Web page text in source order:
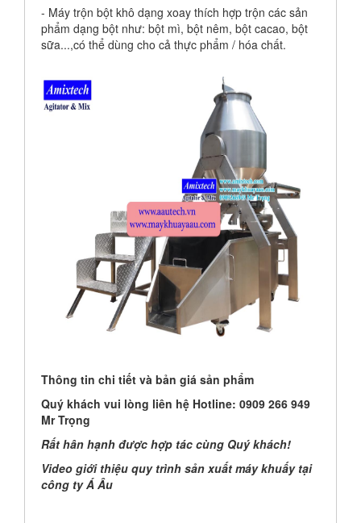
- Máy trộn bột khô dạng xoay thích hợp trộn các sản
phẩm dạng bột như: bột mì, bột nêm, bột cacao, bột
sữa...,có thể dùng cho cả thực phẩm / hóa chất.
Thông tin chi tiết và bản giá sản phẩm
Quý khách vui lòng liên hệ Hotline: 0909 266 949
Mr Trọng
Rất hân hạnh được hợp tác cùng Quý khách!
Video giới thiệu quy trình sản xuất máy khuấy tại
công ty Á Âu